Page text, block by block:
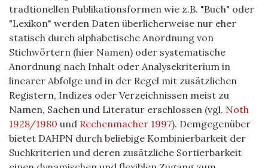
tradtionellen Publikationsformen wie z.B. "Buch" oder
"Lexikon" werden Daten überlicherweise nur eher
statisch durch alphabetische Anordnung von
Stichwörtern (hier Namen) oder systematische
Anordnung nach Inhalt oder Analysekriterium in
linearer Abfolge und in der Regel mit zusätzlichen
Registern, Indizes oder Verzeichnissen meist zu
Namen, Sachen und Literatur erschlossen (vgl. Noth
1928/1980 und Rechenmacher 1997). Demgegenüber
bietet DAHPN durch beliebige Kombinierbarkeit der
Suchkriterien und deren zusätzliche Sortierbarkeit